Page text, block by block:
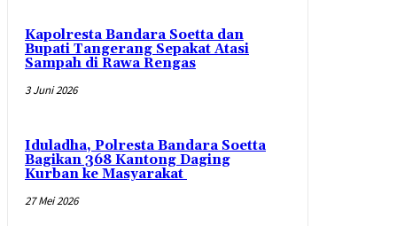
Kapolresta Bandara Soetta dan
Bupati Tangerang Sepakat Atasi
Sampah di Rawa Rengas
3 Juni 2026
Iduladha, Polresta Bandara Soetta
Bagikan 368 Kantong Daging
Kurban ke Masyarakat
27 Mei 2026